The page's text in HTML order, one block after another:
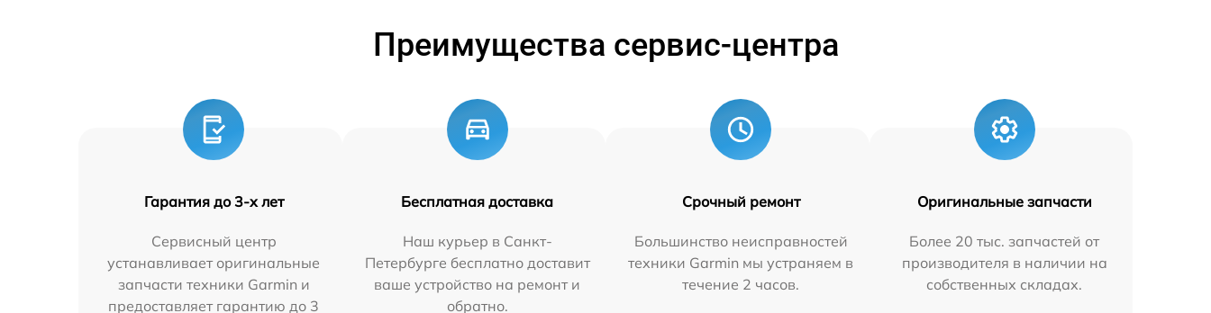
Преимущества сервис-центра
Гарантия до 3-х лет
Сервисный центр
устанавливает оригинальные
запчасти техники Garmin и
предоставляет гарантию до 3
Бесплатная доставка
Наш курьер в Санкт-
Петербурге бесплатно доставит
ваше устройство на ремонт и
обратно.
Срочный ремонт
Большинство неисправностей
техники Garmin мы устраняем в
течение 2 часов.
Оригинальные запчасти
Более 20 тыс. запчастей от
производителя в наличии на
собственных складах.